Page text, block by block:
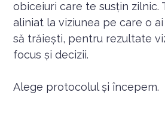
obiceiuri care te susțin zilnic.
aliniat la viziunea pe care o
să trăiești, pentru rezultate
focus și decizii.
Alege protocolul și începem.